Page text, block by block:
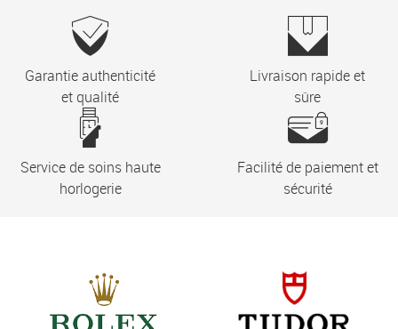
Garantie authenticité
et qualité
Livraison rapide et
sûre
Service de soins haute
horlogerie
Facilité de paiement et
sécurité